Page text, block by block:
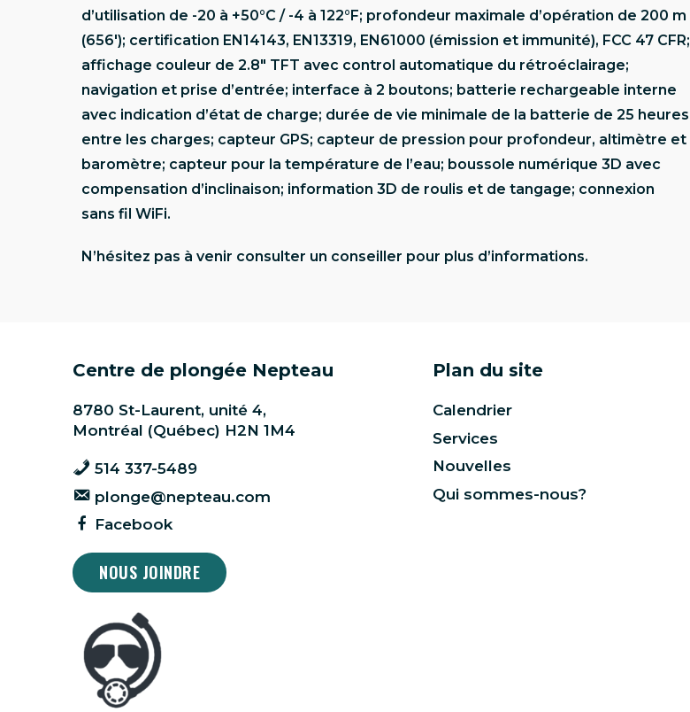
d’utilisation de -20 à +50°C / -4 à 122°F; profondeur maximale d’opération de 200 m
(656′); certification EN14143, EN13319, EN61000 (émission et immunité), FCC 47 CFR;
affichage couleur de 2.8″ TFT avec control automatique du rétroéclairage;
navigation et prise d’entrée; interface à 2 boutons; batterie rechargeable interne
avec indication d’état de charge; durée de vie minimale de la batterie de 25 heures
entre les charges; capteur GPS; capteur de pression pour profondeur, altimètre et
baromètre; capteur pour la température de l’eau; boussole numérique 3D avec
compensation d’inclinaison; information 3D de roulis et de tangage; connexion
sans fil WiFi.
N’hésitez pas à venir consulter un conseiller pour plus d’informations.
Centre de plongée Nepteau
8780 St-Laurent, unité 4,
Montréal (Québec) H2N 1M4
514 337-5489
plonge@nepteau.com
Facebook
NOUS JOINDRE
Plan du site
Calendrier
Services
Nouvelles
Qui sommes-nous?